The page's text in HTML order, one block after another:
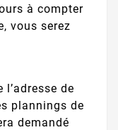
à compter
vous serez
de
plannings de
demandé